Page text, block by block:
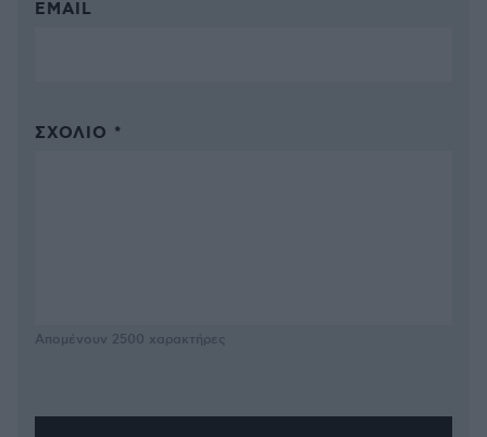
EMAIL
ΣΧΌΛΙΟ *
Απομένουν 2500 χαρακτήρες